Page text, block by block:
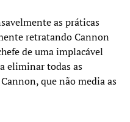
as práticas
retratando Cannon
de uma implacável
eliminar todas as
que não media as